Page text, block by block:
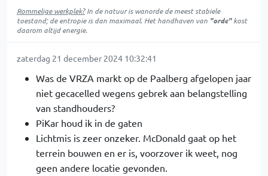
Rommelige werkplek?In de natuur iswanordede meest stabiele
toestand; de entropie is dan maximaal. Het handhaven van "orde"kost
daarom altijd energie.
zaterdag 21 december 2024 10:32:41
Was de VRZA markt op de Paalberg afgelopen jaar
niet gecacelled wegens gebrek aan belangstelling
van standhouders?
PiKar houd ik in de gaten
Lichtmis is zeer onzeker. McDonald gaat op het
terrein bouwen en er is, voorzover ik weet, nog
geen andere locatie gevonden.